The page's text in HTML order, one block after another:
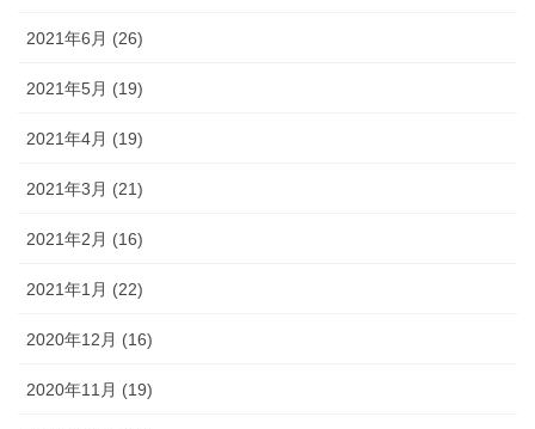
2021年6月 (26)
2021年5月 (19)
2021年4月 (19)
2021年3月 (21)
2021年2月 (16)
2021年1月 (22)
2020年12月 (16)
2020年11月 (19)